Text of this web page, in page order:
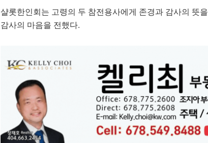
샬롯한인회는 고령의 두 참전용사에게 존경과 감사의 뜻
감사의 마음을 전했다.